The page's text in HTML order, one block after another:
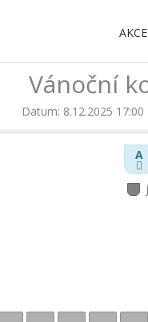
AKCE
Vánoční
Datum: 8.12.2025 17:00
A